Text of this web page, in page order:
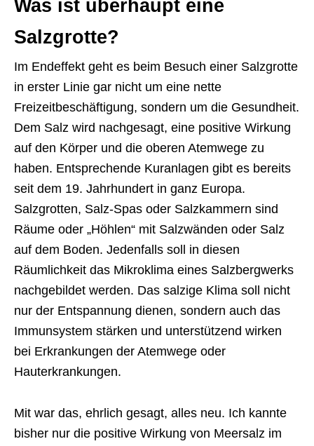
Was ist überhaupt eine
Salzgrotte?
Im Endeffekt geht es beim Besuch einer Salzgrotte
in erster Linie gar nicht um eine nette
Freizeitbeschäftigung, sondern um die Gesundheit.
Dem Salz wird nachgesagt, eine positive Wirkung
auf den Körper und die oberen Atemwege zu
haben. Entsprechende Kuranlagen gibt es bereits
seit dem 19. Jahrhundert in ganz Europa.
Salzgrotten, Salz-Spas oder Salzkammern sind
Räume oder „Höhlen“ mit Salzwänden oder Salz
auf dem Boden. Jedenfalls soll in diesen
Räumlichkeit das Mikroklima eines Salzbergwerks
nachgebildet werden. Das salzige Klima soll nicht
nur der Entspannung dienen, sondern auch das
Immunsystem stärken und unterstützend wirken
bei Erkrankungen der Atemwege oder
Hauterkrankungen.
Mit war das, ehrlich gesagt, alles neu. Ich kannte
bisher nur die positive Wirkung von Meersalz im